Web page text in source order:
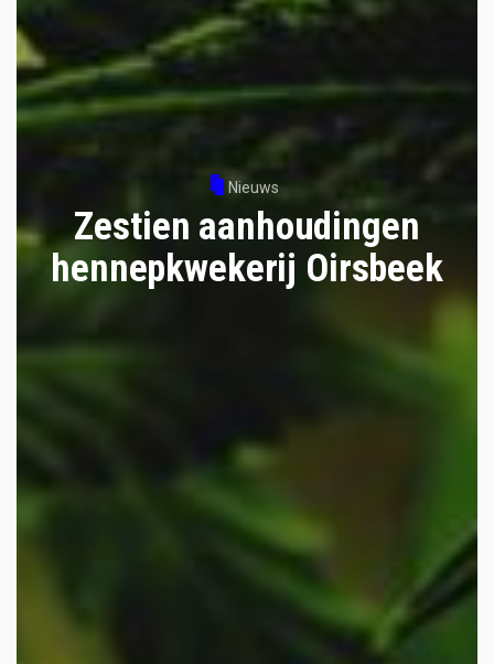
Nieuws
Zestien aanhoudingen
hennepkwekerij Oirsbeek